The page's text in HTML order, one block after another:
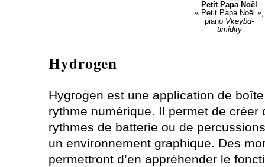
Petit Papa Noël
« Petit Papa Noël »,
piano Vkeybd-
timidity
Hydrogen
Hygrogen est une application de
rythme numérique. Il permet de créer
rythmes de batterie ou de
un environnement graphique. Des
permettront d’en appréhender le